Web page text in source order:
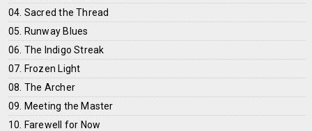
04. Sacred the Thread
05. Runway Blues
06. The Indigo Streak
07. Frozen Light
08. The Archer
09. Meeting the Master
10. Farewell for Now